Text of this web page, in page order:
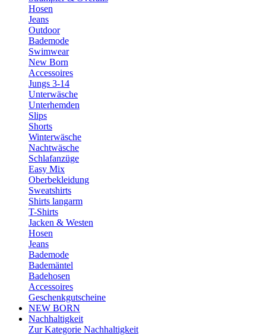
Hosen
Jeans
Outdoor
Bademode
Swimwear
New Born
Accessoires
Jungs 3-14
Unterwäsche
Unterhemden
Slips
Shorts
Winterwäsche
Nachtwäsche
Schlafanzüge
Easy Mix
Oberbekleidung
Sweatshirts
Shirts langarm
T-Shirts
Jacken & Westen
Hosen
Jeans
Bademode
Bademäntel
Badehosen
Accessoires
Geschenkgutscheine
NEW BORN
Nachhaltigkeit
Zur Kategorie Nachhaltigkeit